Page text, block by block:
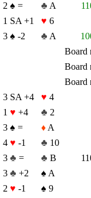
2 ♠ = ♣ A
1 SA +1 ♥ 6
3 ♠ -2 ♣ A
Board
Board
Board
3 SA +4 ♥ 4
1 ♥ +4 ♣ 2
3 ♠ = ♦ A
4 ♥ -1 ♣ 10
3 ♣ = ♣ B
3 ♣ +2 ♠ A
2 ♥ -1 ♠ 9